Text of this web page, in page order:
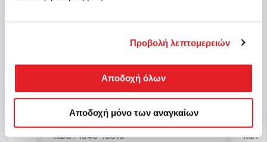
Προβολή λεπτομερειών
Αποδοχή όλων
Αποδοχή μόνο των αναγκαίων
AS Games Επιτραπέζιο Παιχνίδι
Μυστήρια Στο Πεκίνο Junior Για
Ηλικίες 5+ Χρονών Και 2-4 Παίκτες
Κωδ.: 1040-10018 Κωδ.: